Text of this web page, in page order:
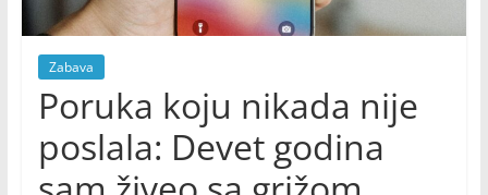
Zabava
Poruka koju nikada nije
poslala: Devet godina